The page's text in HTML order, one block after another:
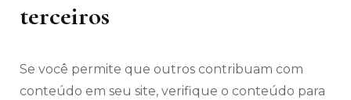
terceiros
Se você permite que outros contribuam com
conteúdo em seu site, verifique o conteúdo para